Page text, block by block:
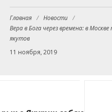
Главная / Новости
/
Вера в Бога через времена: в
якутов
11 ноября, 2019